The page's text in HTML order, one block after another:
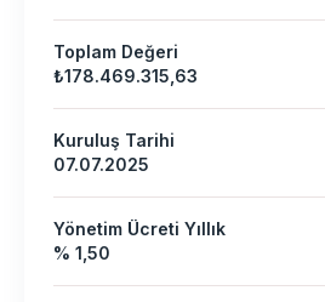
Toplam Değeri
₺178.469.315,63
Kuruluş Tarihi
07.07.2025
Yönetim Ücreti Yıllık
% 1,50